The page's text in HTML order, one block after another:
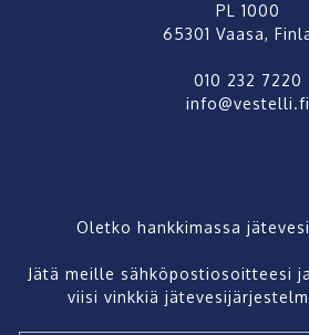
PL 1000
65301 Vaasa,
010 232 7220
info@vestelli.fi
Oletko hankkimassa
Jätä meille sähköpostiosoitteesi
viisi vinkkiä